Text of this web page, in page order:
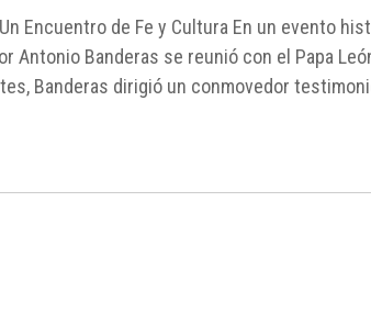
Encuentro de Fe y Cultura En un evento
Antonio Banderas se reunió con el Papa
Banderas dirigió un conmovedor